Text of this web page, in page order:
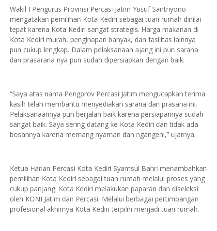
Wakil I Pengurus Provinsi Percasi Jatim Yusuf Santriyono
mengatakan pemilihan Kota Kediri sebagai tuan rumah dinilai
tepat karena Kota Kediri sangat strategis. Harga makanan di
Kota Kediri murah, penginapan banyak, dan fasilitas lainnya
pun cukup lengkap. Dalam pelaksanaan ajang ini pun sarana
dan prasarana nya pun sudah dipersiapkan dengan baik.
“Saya atas nama Pengprov Percasi Jatim mengucapkan terima
kasih telah membantu menyediakan sarana dan prasana ini.
Pelaksanaannya pun berjalan baik karena persiapannya sudah
sangat baik. Saya sering datang ke Kota Kediri dan tidak ada
bosannya karena memang nyaman dan ngangeni,” ujarnya.
Ketua Harian Percasi Kota Kediri Syamsul Bahri menambahkan
pemilihan Kota Kediri sebagai tuan rumah melalui proses yang
cukup panjang. Kota Kediri melakukan paparan dan diseleksi
oleh KONI Jatim dan Percasi. Melalui berbagai pertimbangan
profesional akhirnya Kota Kediri terpilih menjadi tuan rumah.